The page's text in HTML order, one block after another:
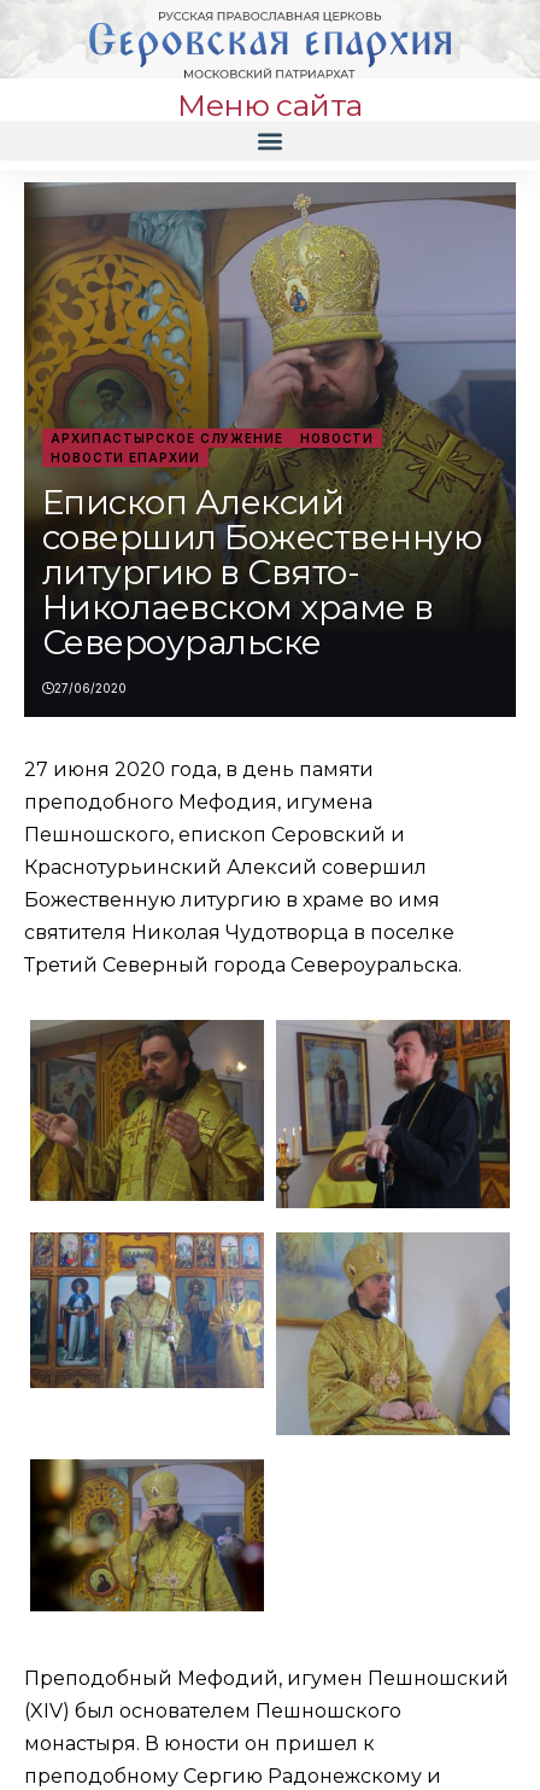
Меню сайта
АРХИПАСТЫРСКОЕ СЛУЖЕНИЕ
НОВОСТИ
НОВОСТИ ЕПАРХИИ
Епископ Алексий
совершил Божественную
литургию в Свято-
Николаевском храме в
Североуральске
27/06/2020
27 июня 2020 года, в день памяти
преподобного Мефодия, игумена
Пешношского, епископ Серовский и
Краснотурьинский Алексий совершил
Божественную литургию в храме во имя
святителя Николая Чудотворца в поселке
Третий Северный города Североуральска.
Преподобный Мефодий, игумен Пешношский
(XIV) был основателем Пешношского
монастыря. В юности он пришел к
преподобному Сергию Радонежскому и